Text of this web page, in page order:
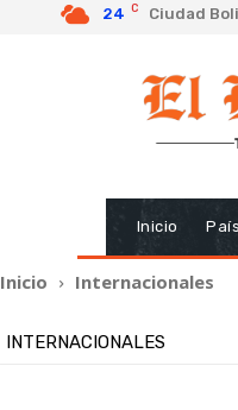
24 C Ciudad
Inicio País
Inicio Internacionales
INTERNACIONALES